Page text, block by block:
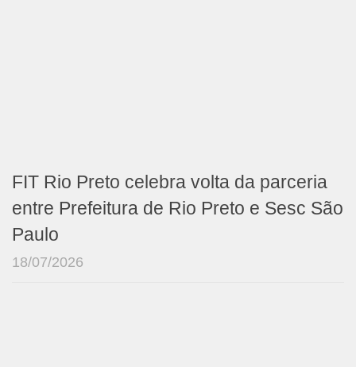
FIT Rio Preto celebra volta da parceria
entre Prefeitura de Rio Preto e Sesc São
Paulo
18/07/2026